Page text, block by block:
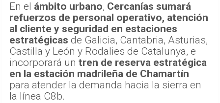
En el ámbito urbano, Cercanías sumará
refuerzos de personal operativo, atención
al cliente y seguridad en estaciones
estratégicas de Galicia, Cantabria, Asturias,
Castilla y León y Rodalies de Catalunya, e
incorporará un tren de reserva estratégica
en la estación madrileña de Chamartín
para atender la demanda hacia la sierra en
la línea C8b.